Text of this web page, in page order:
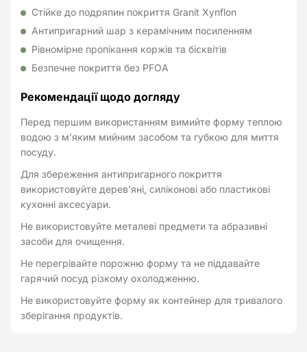
Стійке до подряпин покриття Granit Xynflon
Антипригарний шар з керамічним посиленням
Рівномірне пропікання коржів та бісквітів
Безпечне покриття без PFOA
Рекомендації щодо догляду
Перед першим використанням вимийте форму теплою
водою з м'яким мийним засобом та губкою для миття
посуду.
Для збереження антипригарного покриття
використовуйте дерев'яні, силіконові або пластикові
кухонні аксесуари.
Не використовуйте металеві предмети та абразивні
засоби для очищення.
Не перегрівайте порожню форму та не піддавайте
гарячий посуд різкому охолодженню.
Не використовуйте форму як контейнер для тривалого
зберігання продуктів.